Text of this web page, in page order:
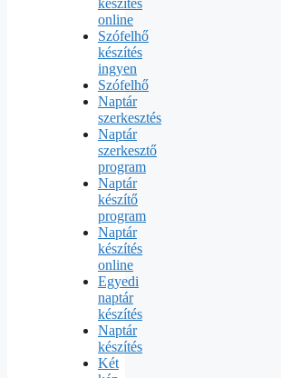
készítés
online
Szófelhő
készítés
ingyen
Szófelhő
Naptár
szerkesztés
Naptár
szerkesztő
program
Naptár
készítő
program
Naptár
készítés
online
Egyedi
naptár
készítés
Naptár
készítés
Két